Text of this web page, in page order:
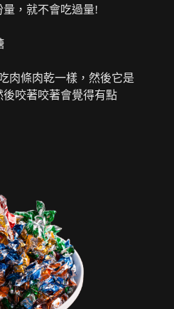
，就不會吃過量!
肉條肉乾一樣，然後它是
咬著咬著會覺得有點